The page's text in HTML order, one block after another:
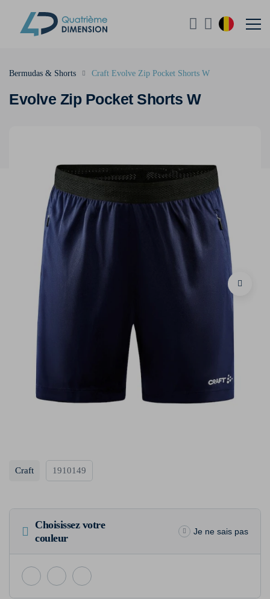
Evolve Zip Pocket Shorts W
Bermudas & Shorts Craft Evolve Zip Pocket Shorts W
Craft 1910149
Choisissez votre
couleur
Je ne sais pas